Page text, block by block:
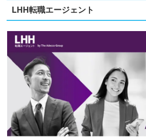
LHH転職エージェント